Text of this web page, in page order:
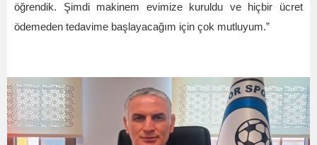
öğrendik. Şimdi makinem evimize kuruldu ve hiçbir ücret
ödemeden tedavime başlayacağım için çok mutluyum.”